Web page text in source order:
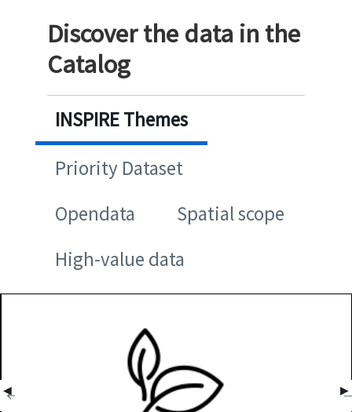
Discover the data in the
Catalog
INSPIRE Themes
Priority Dataset
Opendata
Spatial scope
High-value data
◀ ▶